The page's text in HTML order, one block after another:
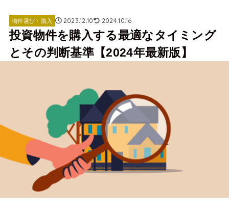
物件選び・購入 2023.12.10 2024.10.16
投資物件を購入する最適なタイミング
とその判断基準【2024年最新版】